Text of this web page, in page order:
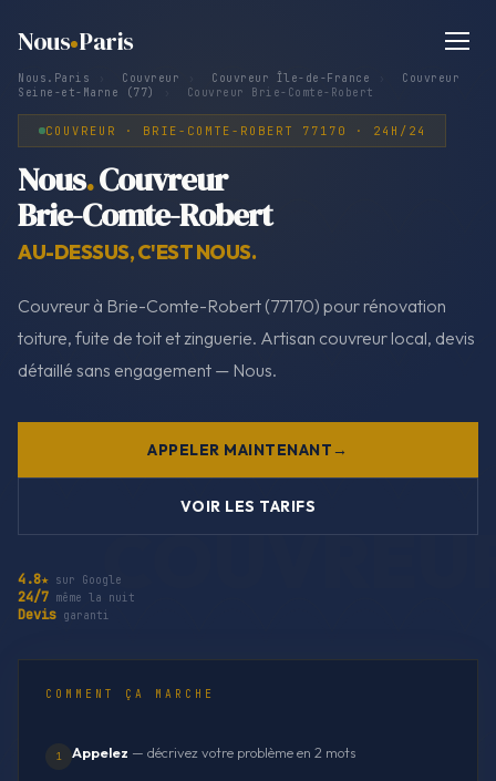
Nous Paris
Nous.Paris Couvreur Couvreur Île-de-France
Couvreur
Seine-et-Marne (77)
Couvreur Brie-Comte-Robert
COUVREUR · BRIE-COMTE-ROBERT 77170 · 24H/24
Nous.Couvreur
Brie-Comte-Robert
AU-DESSUS, C'EST NOUS.
Couvreur à Brie-Comte-Robert (77170) pour rénovation
toiture, fuite de toit et zinguerie. Artisan couvreur local, devis
détaillé sans engagement — Nous.
APPELER MAINTENANT
VOIR LES TARIFS
4.8★ sur Google
24/7 même la nuit
Devis garanti
COMMENT ÇA MARCHE
1 Appelez — décrivez votre problème en 2 mots